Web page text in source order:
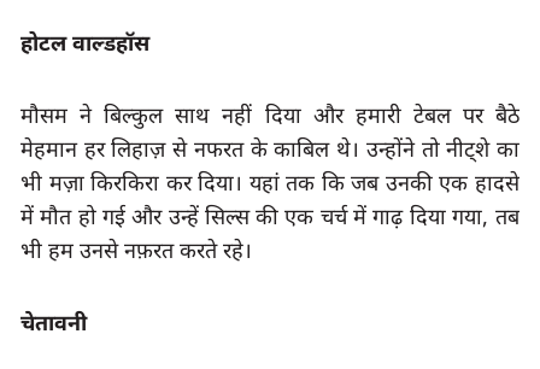
होटल वाल्डहॉस
मौसम ने बिल्कुल साथ नहीं दिया और हमारी टेबल पर बैठे
मेहमान हर लिहाज़ से नफरत के काबिल थे। उन्होंने तो नीट्शे का
भी मज़ा किरकिरा कर दिया। यहां तक कि जब उनकी एक हादसे
में मौत हो गई और उन्हें सिल्स की एक चर्च में गाढ़ दिया गया, तब
भी हम उनसे नफ़रत करते रहे।
चेतावनी